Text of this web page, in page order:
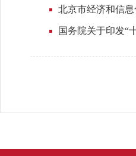
北京市经济和信
国务院关于印发“